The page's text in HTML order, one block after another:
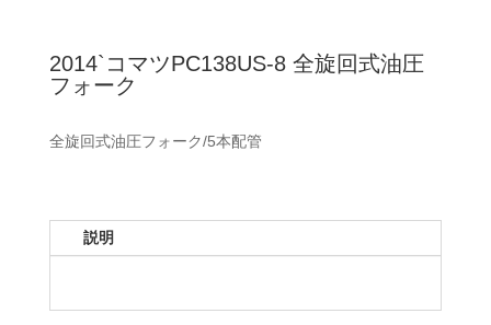
2014`コマツPC138US-8 全旋回式油圧
フォーク
全旋回式油圧フォーク/5本配管
説明